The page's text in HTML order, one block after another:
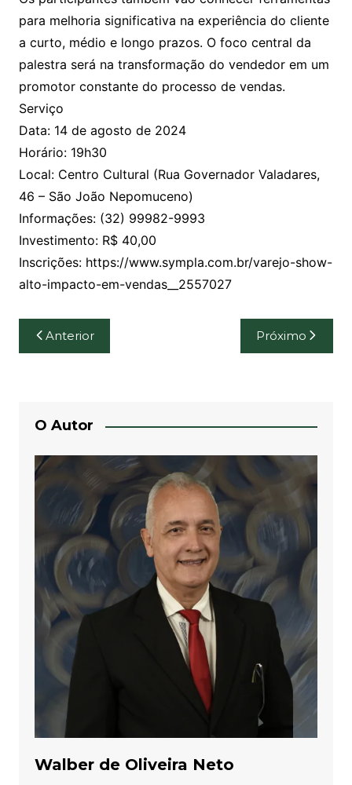
para melhoria significativa na experiência do cliente
a curto, médio e longo prazos. O foco central da
palestra será na transformação do vendedor em um
promotor constante do processo de vendas.
Serviço
Data: 14 de agosto de 2024
Horário: 19h30
Local: Centro Cultural (Rua Governador Valadares,
46 – São João Nepomuceno)
Informações: (32) 99982-9993
Investimento: R$ 40,00
Inscrições: https://www.sympla.com.br/varejo-show-
alto-impacto-em-vendas__2557027
Navegação
de
Anterior Próximo
O Autor
Walber de Oliveira Neto